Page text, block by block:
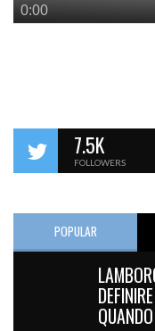
7.5K
FOLLOWERS
POPULAR